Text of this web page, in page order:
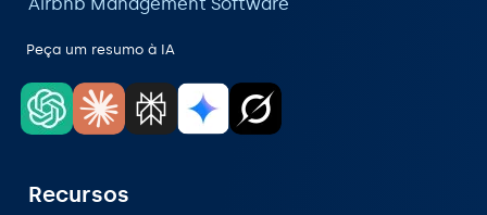
Peça um resumo à IA
Recursos